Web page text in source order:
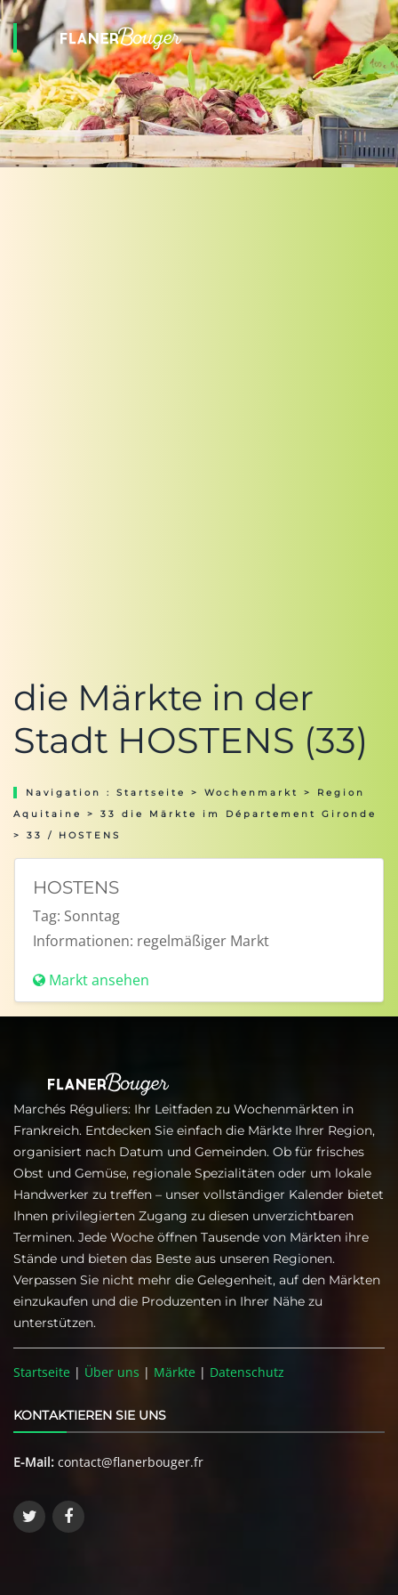
die Märkte in der
Stadt HOSTENS (33)
Navigation : Startseite > Wochenmarkt > Region
Aquitaine
> 33 die Märkte im Département Gironde
> 33 / HOSTENS
HOSTENS
Tag: Sonntag
Informationen: regelmäßiger Markt
Markt ansehen
Marchés Réguliers: Ihr Leitfaden zu Wochenmärkten in
Frankreich. Entdecken Sie einfach die Märkte Ihrer Region,
organisiert nach Datum und Gemeinden. Ob für frisches
Obst und Gemüse, regionale Spezialitäten oder um lokale
Handwerker zu treffen – unser vollständiger Kalender bietet
Ihnen privilegierten Zugang zu diesen unverzichtbaren
Terminen. Jede Woche öffnen Tausende von Märkten ihre
Stände und bieten das Beste aus unseren Regionen.
Verpassen Sie nicht mehr die Gelegenheit, auf den Märkten
einzukaufen und die Produzenten in Ihrer Nähe zu
unterstützen.
Startseite | Über uns | Märkte | Datenschutz
KONTAKTIEREN SIE UNS
E-Mail: contact@flanerbouger.fr